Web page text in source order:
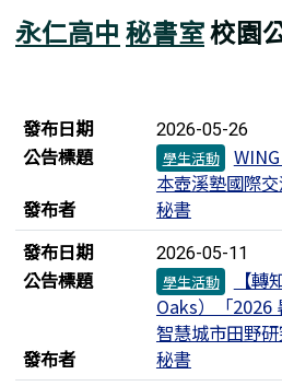
永仁高中 秘書室校園
新聞列表
發布日期 2026-05-26
公告標題 學生活動
本壺溪塾國際
發布者
秘書
發布日期
2026-05-11
公告標題 學生活動
【
Oaks）「2026
智慧城市田野研
發布者
秘書